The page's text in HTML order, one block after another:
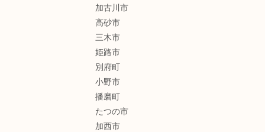
加古川市
高砂市
三木市
姫路市
別府町
小野市
播磨町
たつの市
加西市